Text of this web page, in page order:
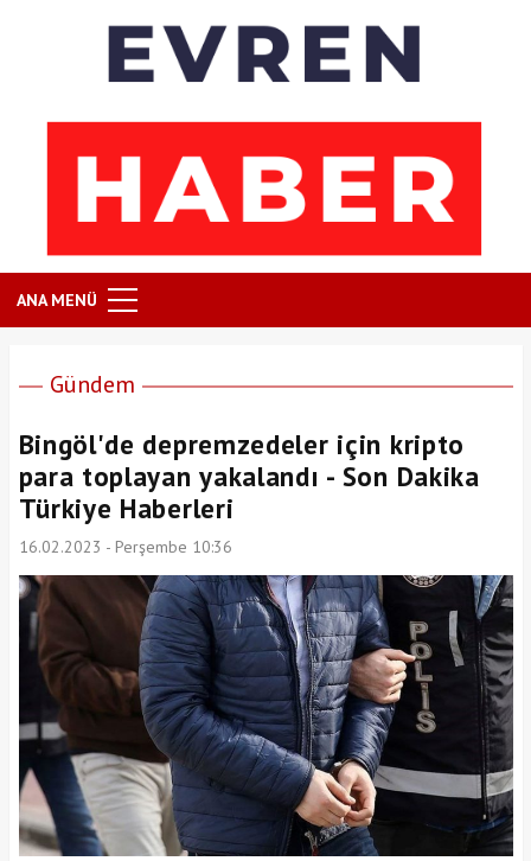
ANA MENÜ
Gündem
Bingöl'de depremzedeler için kripto
para toplayan yakalandı - Son Dakika
Türkiye Haberleri
16.02.2023 - Perşembe 10:36